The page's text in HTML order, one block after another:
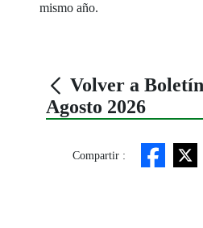
mismo año.
Volver a
Agosto 2026
Compartir :